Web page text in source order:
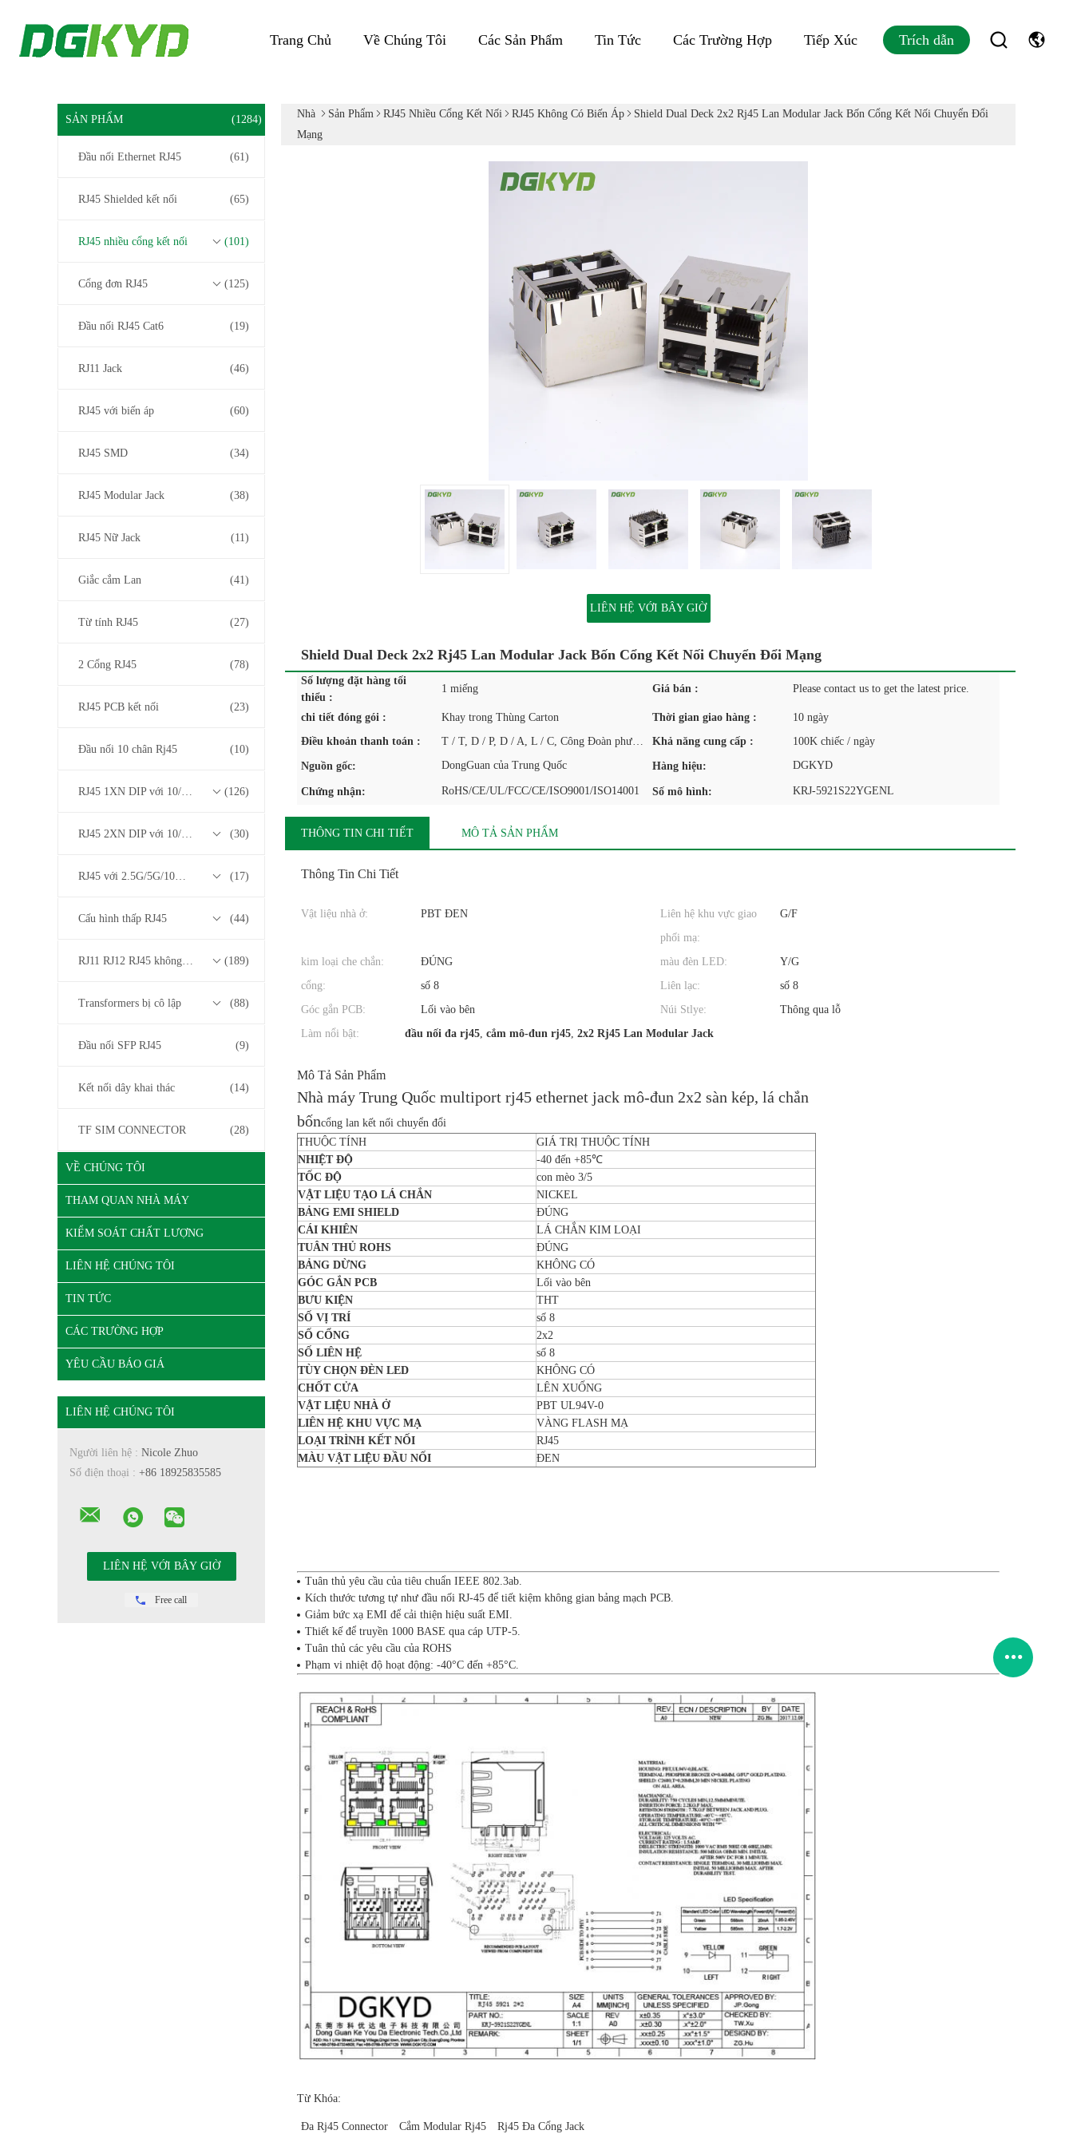
Trang Chủ Về Chúng Tôi Các Sản Phẩm Tin Tức Các Trường Hợp Tiếp Xúc Trích dẫn
SẢN PHẨM (1284)
Đầu nối Ethernet RJ45 (61)
RJ45 Shielded kết nối (65)
RJ45 nhiều cổng kết nối (101)
Cổng đơn RJ45 (125)
Đầu nối RJ45 Cat6 (19)
RJ11 Jack (46)
RJ45 với biến áp (60)
RJ45 SMD (34)
RJ45 Modular Jack (38)
RJ45 Nữ Jack (11)
Giắc cắm Lan (41)
Từ tính RJ45 (27)
2 Cổng RJ45 (78)
RJ45 PCB kết nối (23)
Đầu nối 10 chân Rj45 (10)
RJ45 1XN DIP với 10/100/1000M Base-T Transformer Series (126)
RJ45 2XN DIP với 10/100/1000M Base-T Transformer Series (30)
RJ45 với 2.5G/5G/10G Base-T Series Transformer (17)
Cấu hình thấp RJ45 (44)
RJ11 RJ12 RJ45 không có bộ biến áp (189)
Transformers bị cô lập (88)
Đầu nối SFP RJ45 (9)
Kết nối dây khai thác (14)
TF SIM CONNECTOR (28)
VỀ CHÚNG TÔI
THAM QUAN NHÀ MÁY
KIỂM SOÁT CHẤT LƯỢNG
LIÊN HỆ CHÚNG TÔI
TIN TỨC
CÁC TRƯỜNG HỢP
YÊU CẦU BÁO GIÁ
LIÊN HỆ CHÚNG TÔI
Người liên hệ : Nicole Zhuo
Số điện thoại : +86 18925835585
Free call
Nhà Sản Phẩm RJ45 Nhiều Cổng Kết Nối RJ45 Không Có Biến Áp
Shield Dual Deck 2x2 Rj45 Lan Modular Jack Bốn Cổng Kết Nối Chuyển Đổi
Mạng
LIÊN HỆ VỚI BÂY GIỜ
Shield Dual Deck 2x2 Rj45 Lan Modular Jack Bốn Cổng Kết Nối Chuyển Đổi Mạng
Số lượng đặt hàng tối
thiểu :
1 miếng Giá bán : Please contact us to get the latest price.
chi tiết đóng gói : Khay trong Thùng Carton Thời gian giao hàng :
10 ngày
Điều khoản thanh toán :
T / T, D / P, D / A, L / C, Công Đoàn phương tây, MoneyGram Khả năng cung cấp : 100K chiếc / ngày
Nguồn gốc: DongGuan của Trung Quốc Hàng hiệu: DGKYD
Chứng nhận: RoHS/CE/UL/FCC/CE/ISO9001/ISO14001 Số mô hình: KRJ-5921S22YGENL
THÔNG TIN CHI TIẾT MÔ TẢ SẢN PHẨM
Thông Tin Chi Tiết
Vật liệu nhà ở: PBT ĐEN
Liên hệ khu vực giao
phối mạ:
G/F
kim loại che chắn: ĐÚNG màu đèn LED:
Y/G
cổng:
số 8 Liên lạc:
số 8
Góc gắn PCB:
Lối vào bên Núi Stlye:
Thông qua lỗ
Làm nổi bật:
đầu nối đa rj45, cắm mô-đun rj45, 2x2 Rj45 Lan Modular Jack
Mô Tả Sản Phẩm
Nhà máy Trung Quốc multiport rj45 ethernet jack mô-đun 2x2 sàn kép, lá chắn
bốncổng lan kết nối chuyển đổi
THUỘC TÍNH
GIÁ TRỊ THUỘC TÍNH
NHIỆT ĐỘ
-40 đến +85℃
TỐC ĐỘ
con mèo 3/5
VẬT LIỆU TẠO LÁ CHẮN
NICKEL
BẢNG EMI SHIELD
ĐÚNG
CÁI KHIÊN
LÁ CHẮN KIM LOẠI
TUÂN THỦ ROHS
ĐÚNG
BẢNG DỪNG
KHÔNG CÓ
GÓC GẮN PCB
Lối vào bên
BƯU KIỆN
THT
SỐ VỊ TRÍ
số 8
SỐ CỔNG
2x2
SỐ LIÊN HỆ
số 8
TÙY CHỌN ĐÈN LED
KHÔNG CÓ
CHỐT CỬA
LÊN XUỐNG
VẬT LIỆU NHÀ Ở
PBT UL94V-0
LIÊN HỆ KHU VỰC MẠ
VÀNG FLASH MẠ
LOẠI TRÌNH KẾT NỐI
RJ45
MÀU VẬT LIỆU ĐẦU NỐI
ĐEN
Tuân thủ yêu cầu của tiêu chuẩn IEEE 802.3ab.
Kích thước tương tự như đầu nối RJ-45 để tiết kiệm không gian bảng mạch PCB.
Giảm bức xạ EMI để cải thiện hiệu suất EMI.
Thiết kế để truyền 1000 BASE qua cáp UTP-5.
Tuân thủ các yêu cầu của ROHS
Phạm vi nhiệt độ hoạt động: -40°C đến +85°C.
Từ Khóa:
Đa Rj45 Connector Cắm Modular Rj45 Rj45 Đa Cổng Jack